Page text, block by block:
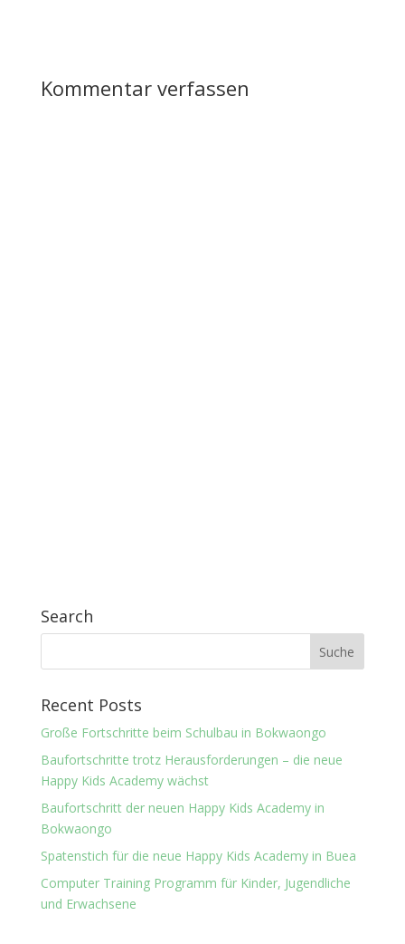
Kommentar verfassen
Search
Recent Posts
Große Fortschritte beim Schulbau in Bokwaongo
Baufortschritte trotz Herausforderungen – die neue
Happy Kids Academy wächst
Baufortschritt der neuen Happy Kids Academy in
Bokwaongo
Spatenstich für die neue Happy Kids Academy in Buea
Computer Training Programm für Kinder, Jugendliche
und Erwachsene